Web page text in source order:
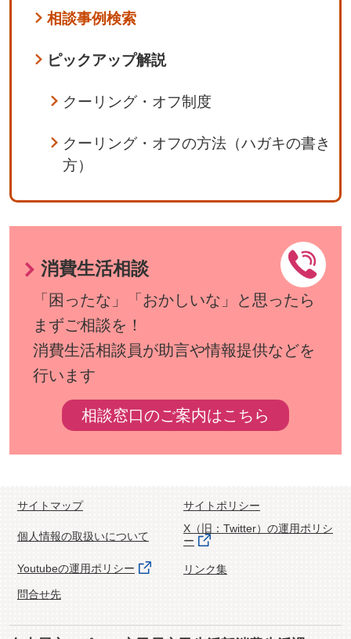
相談事例検索
ピックアップ解説
クーリング・オフ制度
クーリング・オフの方法（ハガキの書き
方）
消費生活相談
「困ったな」「おかしいな」と思ったら
まずご相談を！
消費生活相談員が助言や情報提供などを
行います
相談窓口のご案内はこちら
サイトマップ サイトポリシー
個人情報の取扱いについて
X（旧：Twitter）の運用ポリシ
ー
Youtubeの運用ポリシー
リンク集
問合せ先